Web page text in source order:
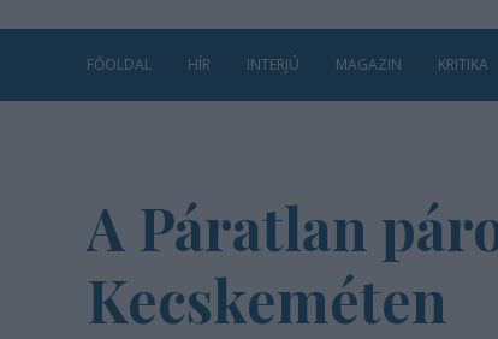
FŐOLDAL HÍR INTERJÚ MAGAZIN KRITIKA
A Páratlan
Kecskeméten